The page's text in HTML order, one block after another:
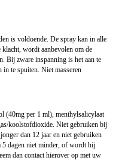
is voldoende. De spray kan in alle
wordt aanbevolen om de
Bij zware inspanning is het aan te
in te spuiten. Niet masseren
(40mg per 1 ml), menthylsalicylaat
koolstofdioxide. Niet gebruiken bij
dan 12 jaar en niet gebruiken
5 dagen niet minder, of wordt hij
dan contact hierover op met uw